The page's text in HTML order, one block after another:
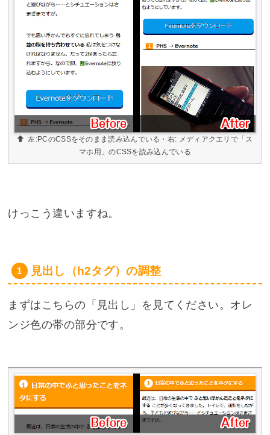
左:PCのCSSをそのまま読み込んでいる・右: メディアクエリで「ス
マホ用」のCSSを読み込んでいる
けっこう違いますね。
見出し（h2タグ）の調整
まずはこちらの「見出し」を見てください。オレ
ンジ色の帯の部分です。